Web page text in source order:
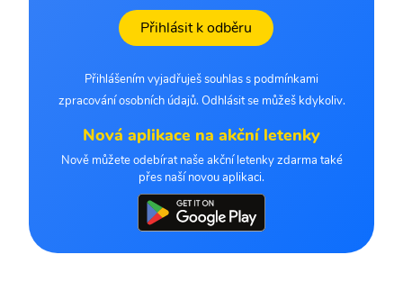
Přihlásit k odběru
Přihlášením vyjadřuješ souhlas s podmínkami
zpracování osobních údajů. Odhlásit se můžeš kdykoliv.
Nová aplikace na akční letenky
Nově můžete odebírat naše akční letenky zdarma také
přes naší novou aplikaci.